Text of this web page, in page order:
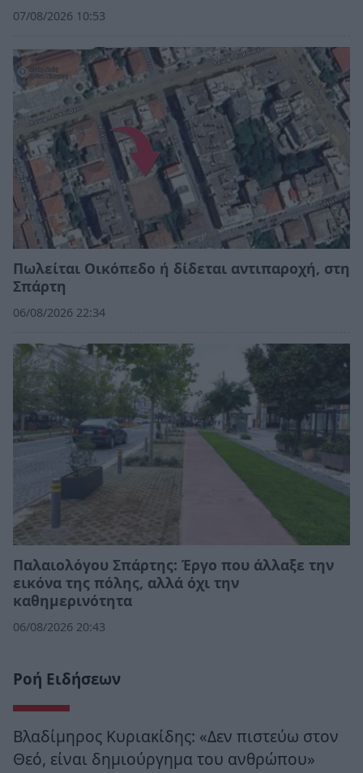
07/08/2026 10:53
Πωλείται Οικόπεδο ή δίδεται αντιπαροχή, στη
Σπάρτη
06/08/2026 22:34
Παλαιολόγου Σπάρτης: Έργο που άλλαξε την
εικόνα της πόλης, αλλά όχι την
καθημερινότητα
06/08/2026 20:43
Ροή Ειδήσεων
Βλαδίμηρος Κυριακίδης: «Δεν πιστεύω στον
Θεό, είναι δημιούργημα του ανθρώπου»